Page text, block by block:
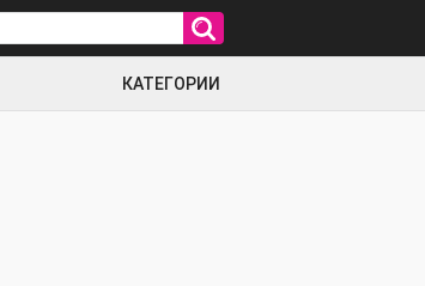
КАТЕГОРИИ